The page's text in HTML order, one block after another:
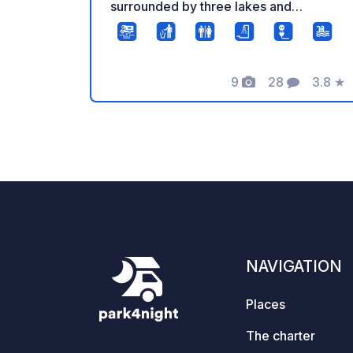
surrounded by three lakes and
magnificent forests, an ideal setting for
rest and relaxation. We offer: -
equipment rental: kayaks,
paddleboards, pedal boats, sailboats -
campervan system, electricity, water,
modern sanitary facilities, shared
kitchen A haven of peace surrounded
by nature. See you soon in Leśna
9
Photos
28
Comments
3.8
Rating
★
NAVIGATION
Places
The charter